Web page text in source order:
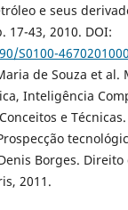
e seus
17-43, 2010. DOI:
S0100-
de Souza et al.
Inteligência
e Técnicas.
Borges.
2011.